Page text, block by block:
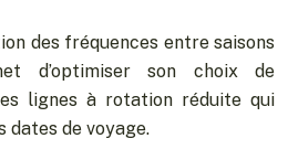
des fréquences entre saisons
d’optimiser son choix de
lignes à rotation réduite qui
de voyage.